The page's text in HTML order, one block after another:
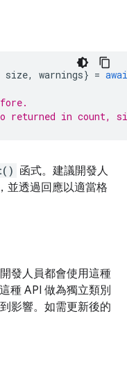
size, warnings} =
returned in count,
函式。建議開發人
，並透過回應以適當格
發人員都會使用這種
種 API 做為獨立類別
影響。如需更新後的